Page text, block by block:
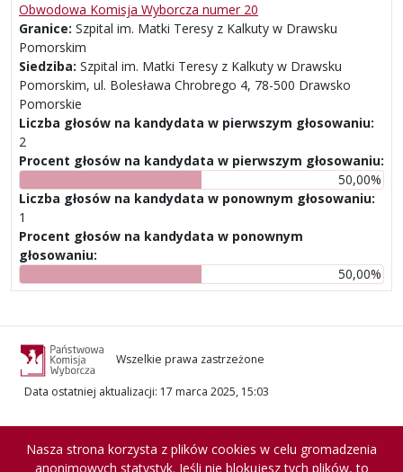
Obwodowa Komisja Wyborcza numer 20
Granice: Szpital im. Matki Teresy z Kalkuty w Drawsku
Pomorskim
Siedziba: Szpital im. Matki Teresy z Kalkuty w Drawsku
Pomorskim, ul. Bolesława Chrobrego 4, 78-500 Drawsko
Pomorskie
Liczba głosów na kandydata w pierwszym głosowaniu:
2
Procent głosów na kandydata w pierwszym głosowaniu:
50,00%
Liczba głosów na kandydata w ponownym głosowaniu:
1
Procent głosów na kandydata w ponownym
głosowaniu:
50,00%
Wszelkie prawa zastrzeżone
Data ostatniej aktualizacji: 17 marca 2025, 15:03
Nasza strona korzysta z plików cookies w celu gromadzenia
anonimowych statystyk. Jeśli nie blokujesz tych plików, to